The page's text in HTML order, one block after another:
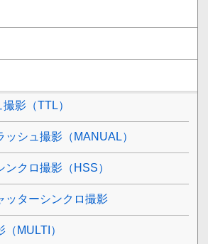
影（TTL）
ッシュ撮影（MANUAL）
クロ撮影（HSS）
ッターシンクロ撮影
MULTI）